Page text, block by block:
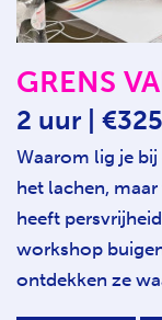
GRENS
2 uur |
Waarom lig je
het lachen,
heeft
workshop
ontdekken ze